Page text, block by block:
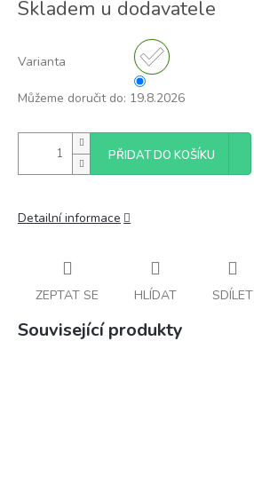
cena:
Skladem u dodavatele
Varianta
Můžeme doručit do: 19.8.2026
PŘIDAT DO KOŠÍKU
Detailní informace
ZEPTAT SE HLÍDAT SDÍLET
Související produkty